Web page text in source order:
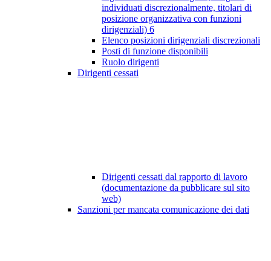
individuati discrezionalmente, titolari di
posizione organizzativa con funzioni
dirigenziali) 6
Elenco posizioni dirigenziali discrezionali
Posti di funzione disponibili
Ruolo dirigenti
Dirigenti cessati
Dirigenti cessati dal rapporto di lavoro
(documentazione da pubblicare sul sito
web)
Sanzioni per mancata comunicazione dei dati